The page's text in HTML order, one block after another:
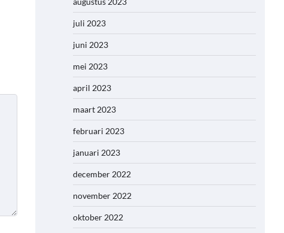
juli 2023
juni 2023
mei 2023
april 2023
maart 2023
februari 2023
januari 2023
december 2022
november 2022
oktober 2022